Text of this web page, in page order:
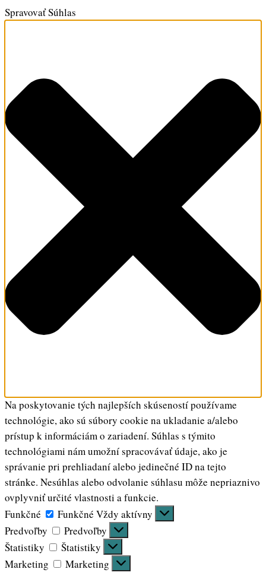
Spravovať Súhlas
Na poskytovanie tých najlepších skúseností používame
technológie, ako sú súbory cookie na ukladanie a/alebo
prístup k informáciám o zariadení. Súhlas s týmito
technológiami nám umožní spracovávať údaje, ako je
správanie pri prehliadaní alebo jedinečné ID na tejto
stránke. Nesúhlas alebo odvolanie súhlasu môže nepriaznivo
ovplyvniť určité vlastnosti a funkcie.
Funkčné
Funkčné Vždy aktívny
Predvoľby
Predvoľby
Štatistiky
Štatistiky
Marketing
Marketing